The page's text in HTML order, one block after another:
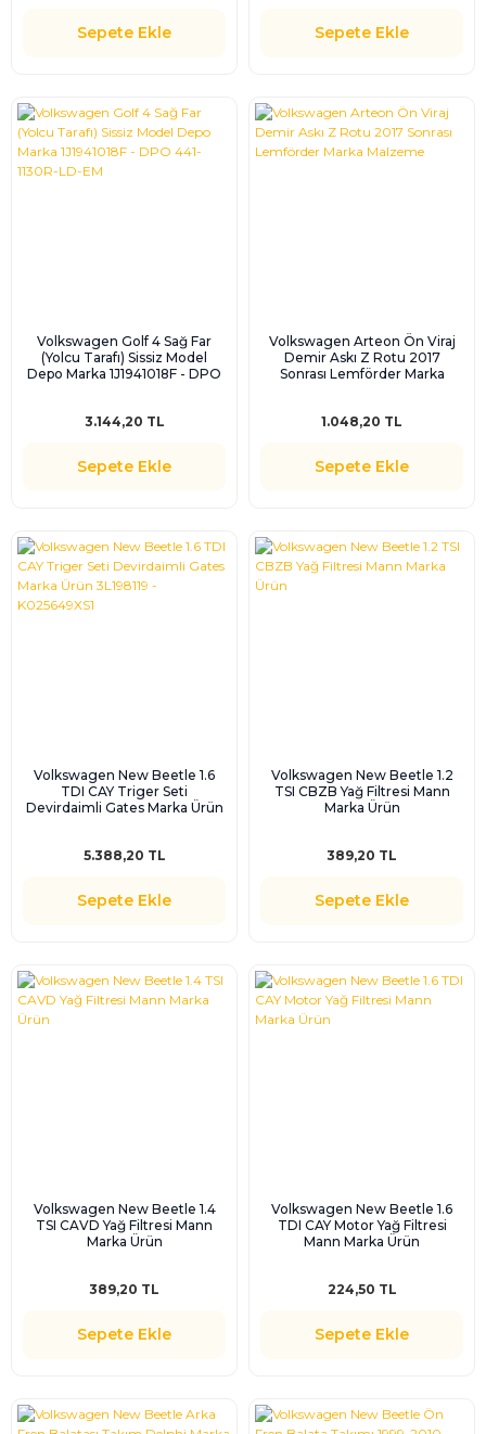
Sepete Ekle Sepete Ekle
Volkswagen Golf 4 Sağ Far
(Yolcu Tarafı) Sissiz Model
Depo Marka 1J1941018F - DPO
3.144,20 TL
Sepete Ekle
Volkswagen Arteon Ön Viraj
Demir Askı Z Rotu 2017
Sonrası Lemförder Marka
1.048,20 TL
Sepete Ekle
Volkswagen New Beetle 1.6
TDI CAY Triger Seti
Devirdaimli Gates Marka Ürün
5.388,20 TL
Sepete Ekle
Volkswagen New Beetle 1.2
TSI CBZB Yağ Filtresi Mann
Marka Ürün
389,20 TL
Sepete Ekle
Volkswagen New Beetle 1.4
TSI CAVD Yağ Filtresi Mann
Marka Ürün
389,20 TL
Sepete Ekle
Volkswagen New Beetle 1.6
TDI CAY Motor Yağ Filtresi
Mann Marka Ürün
224,50 TL
Sepete Ekle